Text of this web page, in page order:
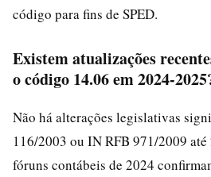
código para fins de SPED.
Existem atualizações
o código 14.06 em 2024-
Não há alterações legislativas
116/2003 ou IN RFB 971/2009 até
fóruns contábeis de 2024